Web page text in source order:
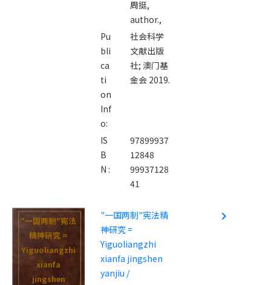
周挺,
author.,
Pu
bli
ca
ti
on
Inf
o:
社会科学
文献出版
社; 澳门基
金会 2019.
IS
B
N :
97899937
12848
99937128
41
"一国两制"宪法
精神研究 =
Yiguoliangzhi
xianfa
jingshen
"一国两制"宪法精
神研究 =
Yiguoliangzhi
xianfa jingshen
yanjiu /
navigate_next